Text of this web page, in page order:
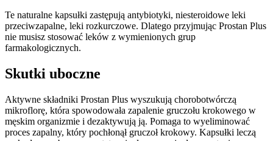
Te naturalne kapsułki zastępują antybiotyki, niesteroidowe leki
przeciwzapalne, leki rozkurczowe. Dlatego przyjmując Prostan Plus
nie musisz stosować leków z wymienionych grup
farmakologicznych.
Skutki uboczne
Aktywne składniki Prostan Plus wyszukują chorobotwórczą
mikroflorę, która spowodowała zapalenie gruczołu krokowego w
męskim organizmie i dezaktywują ją. Pomaga to wyeliminować
proces zapalny, który pochłonął gruczoł krokowy. Kapsułki leczą